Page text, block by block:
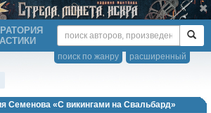
расширенный
поиск по жанру
Семенова «С викингами на Свальбард»